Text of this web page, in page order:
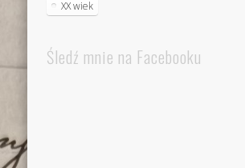
XX wiek
Śledź mnie na Facebooku